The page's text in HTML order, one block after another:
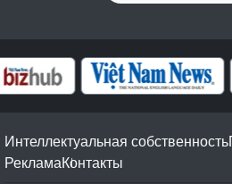
Интеллектуальная собственность
РекламаКонтакты